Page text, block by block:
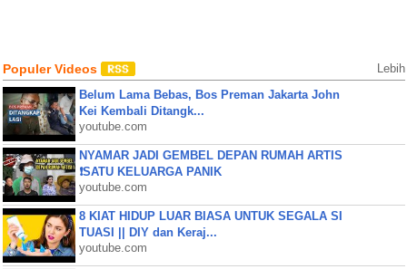
Populer Videos Lebih
Belum Lama Bebas, Bos Preman Jakarta John
Kei Kembali Ditangk...
youtube.com
NYAMAR JADI GEMBEL DEPAN RUMAH ARTIS
❗SATU KELUARGA PANIK
youtube.com
8 KIAT HIDUP LUAR BIASA UNTUK SEGALA SI
TUASI || DIY dan Keraj...
youtube.com